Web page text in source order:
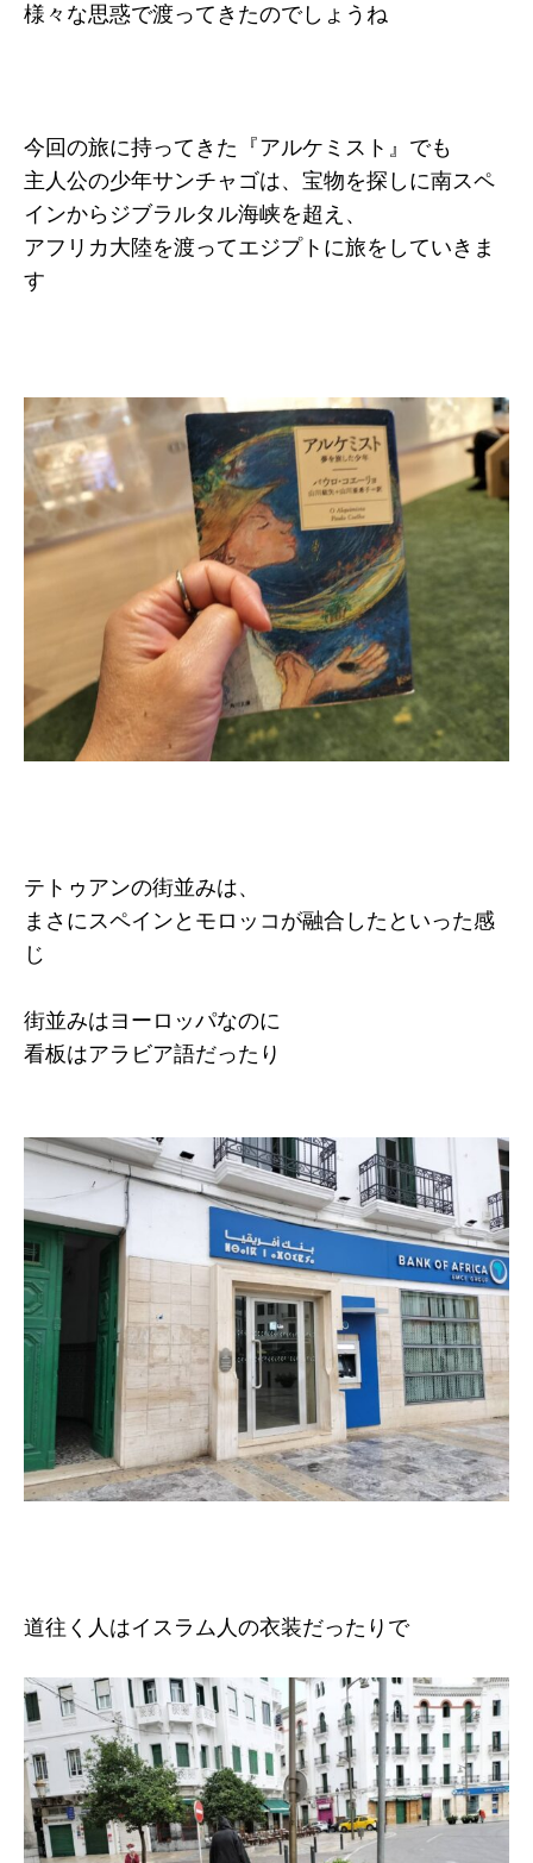
様々な思惑で渡ってきたのでしょうね
今回の旅に持ってきた『アルケミスト』でも
主人公の少年サンチャゴは、宝物を探しに南スペ
インからジブラルタル海峡を超え、
アフリカ大陸を渡ってエジプトに旅をしていきま
す
テトゥアンの街並みは、
まさにスペインとモロッコが融合したといった感
じ
街並みはヨーロッパなのに
看板はアラビア語だったり
道往く人はイスラム人の衣装だったりで